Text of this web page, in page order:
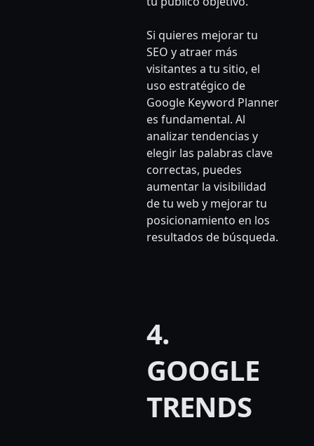
Si quieres mejorar tu
SEO y atraer más
visitantes a tu sitio, el
uso estratégico de
Google Keyword Planner
es fundamental. Al
analizar tendencias y
elegir las palabras clave
correctas, puedes
aumentar la visibilidad
de tu web y mejorar tu
posicionamiento en los
resultados de búsqueda.
4.
GOOGLE
TRENDS